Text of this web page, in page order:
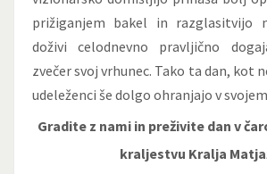
prižiganjem bakel in razglasitvijo
doživi celodnevno pravljično
zvečer svoj vrhunec. Tako ta dan, kot
udeleženci še dolgo ohranjajo v
Gradite z nami in preživite dan v
kraljestvu Kralja